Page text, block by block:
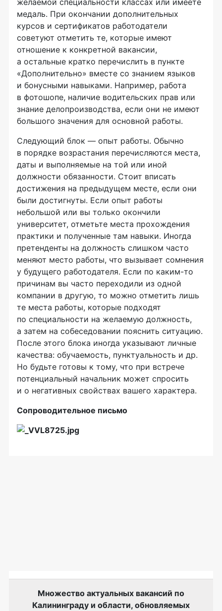
медаль. При окончании дополнительных
курсов и сертификатов работодатели
советуют отметить те, которые имеют
отношение к конкретной вакансии,
а остальные кратко перечислить в пункте
«Дополнительно» вместе со знанием языков
и бонусными навыками. Например, работа
в фотошопе, наличие водительских прав или
знание делопроизводства, если они не имеют
большого значения для основной работы.
Следующий блок — опыт работы. Обычно
в порядке возрастания перечисляются места,
даты и выполняемые на той или иной
должности обязанности. Стоит вписать
достижения на предыдущем месте, если они
были достигнуты. Если опыт работы
небольшой или вы только окончили
университет, отметьте места прохождения
практики и полученные там навыки. Иногда
претенденты на должность слишком часто
меняют место работы, что вызывает сомнения
у будущего работодателя. Если по каким-то
причинам вы часто переходили из одной
компании в другую, то можно отметить лишь
те места работы, которые подходят
по специальности на желаемую должность,
а затем на собеседовании пояснить ситуацию.
После этого блока иногда указывают личные
качества: обучаемость, пунктуальность и др.
Но будьте готовы к тому, что при встрече
потенциальный начальник может спросить
и о негативных свойствах вашего характера.
Сопроводительное письмо
Множество актуальных вакансий по
Калининграду и области, обновляемых